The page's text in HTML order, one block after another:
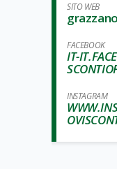
SITO WEB
FACEBOOK
IT-
INSTAGRAM